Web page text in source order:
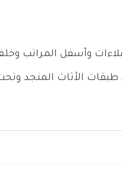
وأسفل المراتب
الأثاث المنجد